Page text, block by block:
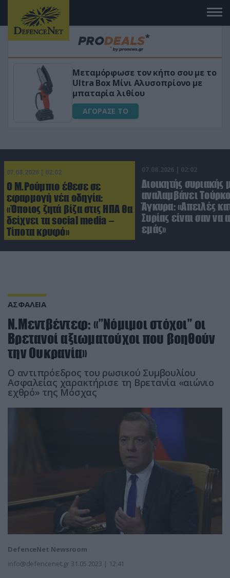
«Μαγική» φόρμουλα τριβόλι + VIP
για αύξηση της λίμπιντο
ΑΓΟΡΑΣΕ ΤΟ
07.08.2026 | 02:02
Ο Μ.Ρούμπιο έθεσε σε
εφαρμογή νέα οδηγία:
«Όποιος ζητά βίζα στις ΗΠΑ θα
δείχνει τα social media –
Τίποτα κρυφό»
07.08.2026 | 02:02
Διοικητής συριακής
αναλαμβάνει
Άγκυρα: «Απειλές
Συρίας είναι σαν να
εμάς»
ΑΣΦΑΛΕΙΑ
Ν.Μεντβέντεφ: «”Νόμιμοι στόχοι” οι
Βρετανοί αξιωματούχοι που βοηθούν
την Ουκρανία»
Ο αντιπρόεδρος του ρωσικού Συμβουλίου
Ασφαλείας χαρακτήρισε τη Βρετανία «αιώνιο
εχθρό» της Μόσχας
DefenceNet Newsroom
info@defencenet.gr 31.05.2023 | 12:41